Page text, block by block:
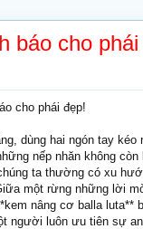
báo cho phái
cho phái đẹp!
dùng hai ngón tay kéo
nếp nhăn không còn
ta thường có xu
một rừng những lời
nâng cơ balla luta**
người luôn ưu tiên sự